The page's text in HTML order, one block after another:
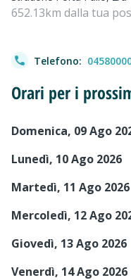
652.13km dalla tua
Telefono:
Orari per i
Domenica, 09 Ago
Lunedì, 10 Ago 2026
Martedì, 11 Ago 2026
Mercoledì, 12 Ago
Giovedì, 13 Ago 2026
Venerdì, 14 Ago 2026